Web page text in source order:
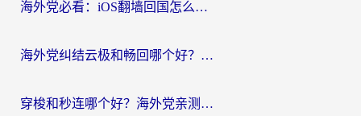
海外党必看：iOS翻墙回国怎么选？一篇搞定无缝访问国内资源
海外党纠结云极和畅回哪个好？一篇讲透回国加速器怎么选（附避坑指南）
穿梭和秒连哪个好？海外党亲测3款回国加速器，教你在国外正常浏览国内网站